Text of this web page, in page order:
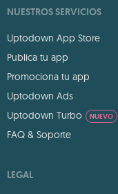
NUESTROS SERVICIOS
Uptodown App Store
Publica tu app
Promociona tu app
Uptodown Ads
Uptodown Turbo
NUEVO
FAQ & Soporte
LEGAL